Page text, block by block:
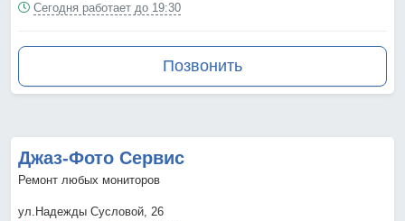
Сегодня работает до 19:30
Позвонить
Джаз-Фото Сервис
Ремонт любых мониторов
ул.Надежды Сусловой, 26